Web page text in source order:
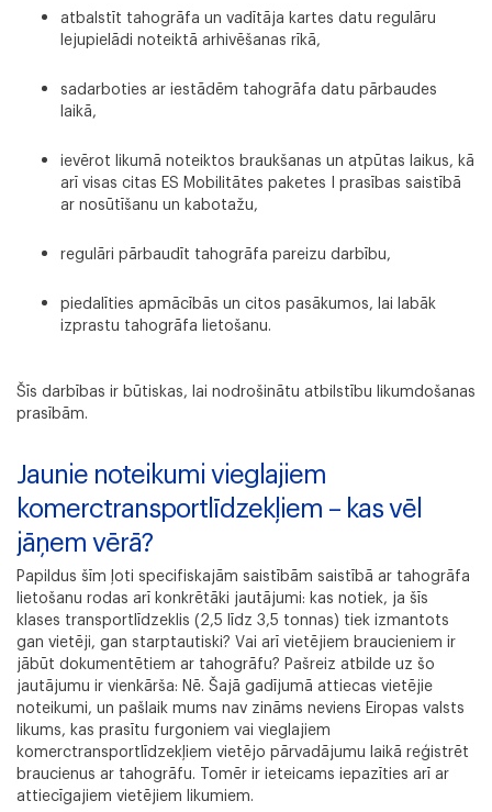
atbalstīt tahogrāfa un vadītāja kartes datu regulāru
lejupielādi noteiktā arhivēšanas rīkā,
sadarboties ar iestādēm tahogrāfa datu pārbaudes
laikā,
ievērot likumā noteiktos braukšanas un atpūtas laikus, kā
arī visas citas ES Mobilitātes paketes I prasības saistībā
ar nosūtīšanu un kabotažu,
regulāri pārbaudīt tahogrāfa pareizu darbību,
piedalīties apmācībās un citos pasākumos, lai labāk
izprastu tahogrāfa lietošanu.
Šīs darbības ir būtiskas, lai nodrošinātu atbilstību likumdošanas
prasībām.
Jaunie noteikumi vieglajiem
komerctransportlīdzekļiem – kas vēl
jāņem vērā?
Papildus šīm ļoti specifiskajām saistībām saistībā ar tahogrāfa
lietošanu rodas arī konkrētāki jautājumi: kas notiek, ja šīs
klases transportlīdzeklis (2,5 līdz 3,5 tonnas) tiek izmantots
gan vietēji, gan starptautiski? Vai arī vietējiem braucieniem ir
jābūt dokumentētiem ar tahogrāfu? Pašreiz atbilde uz šo
jautājumu ir vienkārša: Nē. Šajā gadījumā attiecas vietējie
noteikumi, un pašlaik mums nav zināms neviens Eiropas valsts
likums, kas prasītu furgoniem vai vieglajiem
komerctransportlīdzekļiem vietējo pārvadājumu laikā reģistrēt
braucienus ar tahogrāfu. Tomēr ir ieteicams iepazīties arī ar
attiecīgajiem vietējiem likumiem.